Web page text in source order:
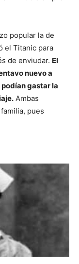
popular la de
el Titanic para
de enviudar. El
nuevo a
gastar la
Ambas
pues